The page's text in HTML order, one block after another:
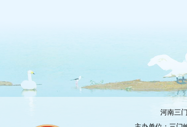
河南三